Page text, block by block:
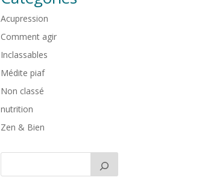
Acupression
Comment agir
Inclassables
Médite piaf
Non classé
nutrition
Zen & Bien